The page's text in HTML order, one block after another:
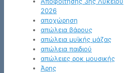
2026
αποχώρηση
απώλεια βάρους
απώλεια μυϊκής μάζας
απώλεια παιδιού
απώλειες ροκ μουσικής
Άρης